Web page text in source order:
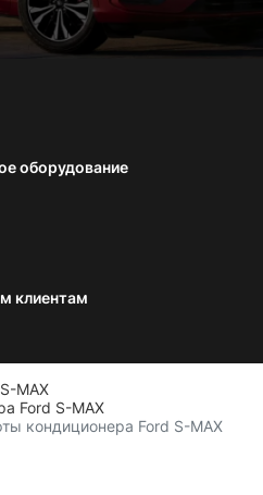
оборудование
клиентам
MAX
Ford S-MAX
кондиционера Ford S-MAX